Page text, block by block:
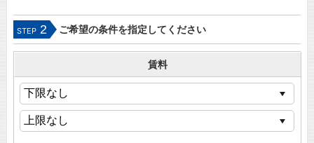
STEP 2 ご希望の条件を指定してください
賃料